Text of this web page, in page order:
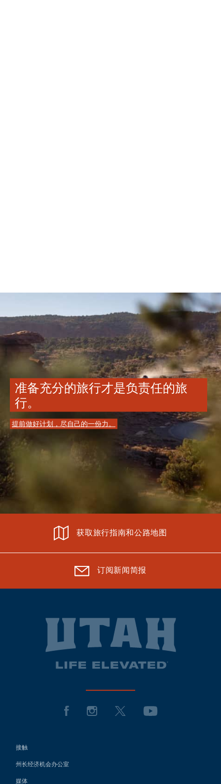
准备充分的旅行才是负责任的旅
行。
提前做好计划，尽自己的一份力。
获取旅行指南和公路地图
订阅新闻简报
接触
州长经济机会办公室
媒体